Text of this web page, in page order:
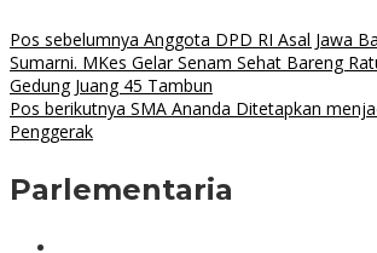
Pos sebelumnya Anggota DPD RI Asal Jawa
Sumarni. MKes Gelar Senam Sehat Bareng
Gedung Juang 45 Tambun
Pos berikutnya SMA Ananda Ditetapkan
Penggerak
Parlementaria